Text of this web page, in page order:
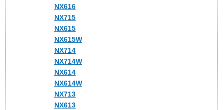
NX616
NX715
NX615
NX615W
NX714
NX714W
NX614
NX614W
NX713
NX613